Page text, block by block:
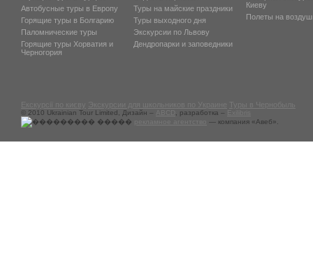
Автобусные туры в Европу
Горящие туры в Болгарию
Паломнические туры
Горящие туры Хорватия и
Черногория
Туры на майские праздники
Туры выходного дня
Экскурсии по Львову
Дендропарки и заповедники
Киеву
Полеты на
© 2010 Ukrainian Tour Limited, Дизайн – , разработка –
Exilibris
рекламное агентство
— компания «Авеб».
Екскурсії по києву Экскурсии для школьников по Украине Туры в Чернобыль